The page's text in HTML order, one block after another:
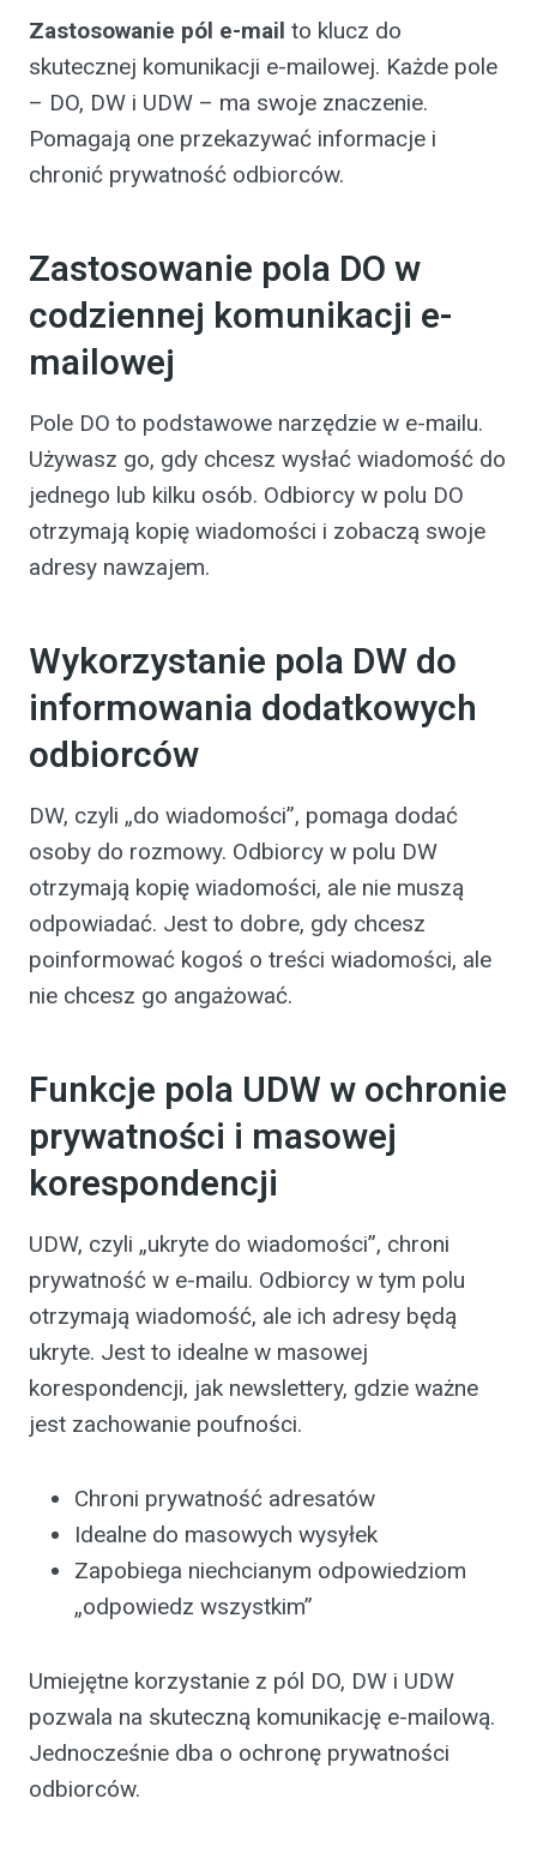
Zastosowanie pól e-mail to klucz do
skutecznej komunikacji e-mailowej. Każde pole
– DO, DW i UDW – ma swoje znaczenie.
Pomagają one przekazywać informacje i
chronić prywatność odbiorców.
Zastosowanie pola DO w
codziennej komunikacji e-
mailowej
Pole DO to podstawowe narzędzie w e-mailu.
Używasz go, gdy chcesz wysłać wiadomość do
jednego lub kilku osób. Odbiorcy w polu DO
otrzymają kopię wiadomości i zobaczą swoje
adresy nawzajem.
Wykorzystanie pola DW do
informowania dodatkowych
odbiorców
DW, czyli „do wiadomości”, pomaga dodać
osoby do rozmowy. Odbiorcy w polu DW
otrzymają kopię wiadomości, ale nie muszą
odpowiadać. Jest to dobre, gdy chcesz
poinformować kogoś o treści wiadomości, ale
nie chcesz go angażować.
Funkcje pola UDW w ochronie
prywatności i masowej
korespondencji
UDW, czyli „ukryte do wiadomości”, chroni
prywatność w e-mailu. Odbiorcy w tym polu
otrzymają wiadomość, ale ich adresy będą
ukryte. Jest to idealne w masowej
korespondencji, jak newslettery, gdzie ważne
jest zachowanie poufności.
Chroni prywatność adresatów
Idealne do masowych wysyłek
Zapobiega niechcianym odpowiedziom
„odpowiedz wszystkim”
Umiejętne korzystanie z pól DO, DW i UDW
pozwala na skuteczną komunikację e-mailową.
Jednocześnie dba o ochronę prywatności
odbiorców.